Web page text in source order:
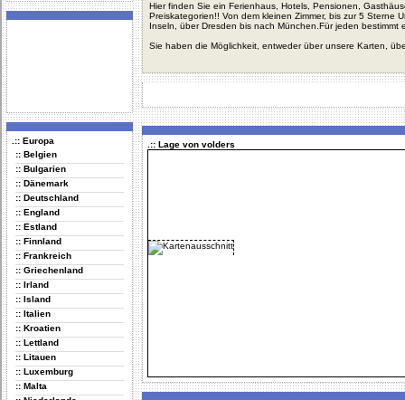
.:: Europa
:: Belgien
:: Bulgarien
:: Dänemark
:: Deutschland
:: England
:: Estland
:: Finnland
:: Frankreich
:: Griechenland
:: Irland
:: Island
:: Italien
:: Kroatien
:: Lettland
:: Litauen
:: Luxemburg
:: Malta
Hier finden Sie ein Ferienhaus, Hotels, Pensionen,
Preiskategorien!! Von dem kleinen Zimmer, bis zur 5 Sterne
Inseln, über Dresden bis nach München.Für jeden bestimmt
Sie haben die Möglichkeit, entweder über unsere Karten,
.:: Lage von volders